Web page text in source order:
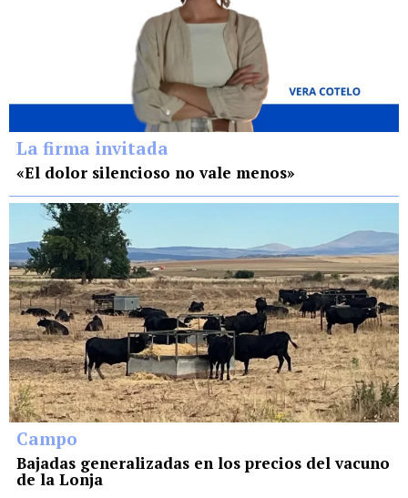
La firma invitada
«El dolor silencioso no vale menos»
Campo
Bajadas generalizadas en los precios del vacuno
de la Lonja